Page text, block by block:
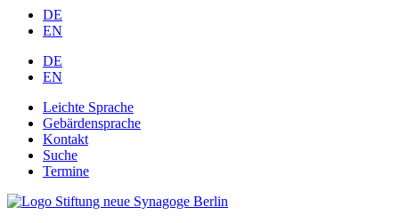
DE
EN
DE
EN
Leichte Sprache
Gebärdensprache
Kontakt
Suche
Termine